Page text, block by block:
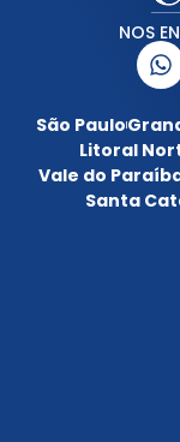
NOS
São Paulo
Litoral
Vale do
Santa